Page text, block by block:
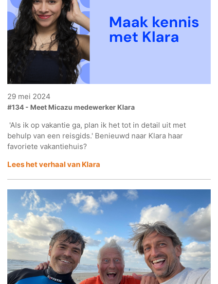
29 mei 2024
#134 - Meet Micazu medewerker Klara
'Als ik op vakantie ga, plan ik het tot in detail uit met
behulp van een reisgids.' Benieuwd naar Klara haar
favoriete vakantiehuis?
Lees het verhaal van Klara